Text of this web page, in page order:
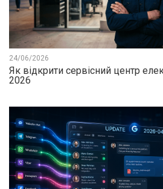
24/06/2026
Як відкрити сервісний центр
2026